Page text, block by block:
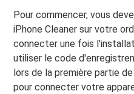
Pour commencer, vous
iPhone Cleaner sur votre
connecter une fois
utiliser le code
lors de la première partie
pour connecter votre